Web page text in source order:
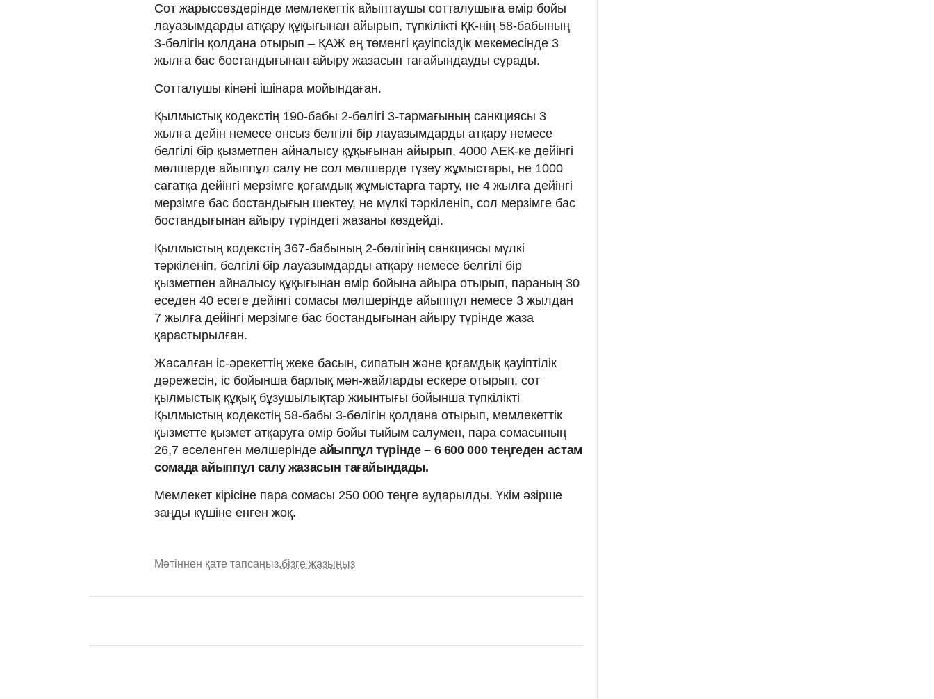
Сот жарыссөздерінде мемлекеттік айыптаушы сотталушыға өмір бойы
лауазымдарды атқару құқығынан айырып, түпкілікті ҚК-нің 58-бабының
3-бөлігін қолдана отырып – ҚАЖ ең төменгі қауіпсіздік мекемесінде 3
жылға бас бостандығынан айыру жазасын тағайындауды сұрады.
Сотталушы кінәні ішінара мойындаған.
Қылмыстық кодекстің 190-бабы 2-бөлігі 3-тармағының санкциясы 3
жылға дейін немесе онсыз белгілі бір лауазымдарды атқару немесе
белгілі бір қызметпен айналысу құқығынан айырып, 4000 АЕК-ке дейінгі
мөлшерде айыппұл салу не сол мөлшерде түзеу жұмыстары, не 1000
сағатқа дейінгі мерзімге қоғамдық жұмыстарға тарту, не 4 жылға дейінгі
мерзімге бас бостандығын шектеу, не мүлкі тәркіленіп, сол мерзімге бас
бостандығынан айыру түріндегі жазаны көздейді.
Қылмыстың кодекстің 367-бабының 2-бөлігінің санкциясы мүлкі
тәркіленіп, белгілі бір лауазымдарды атқару немесе белгілі бір
қызметпен айналысу құқығынан өмір бойына айыра отырып, параның 30
еседен 40 есеге дейінгі сомасы мөлшерінде айыппұл немесе 3 жылдан
7 жылға дейінгі мерзімге бас бостандығынан айыру түрінде жаза
қарастырылған.
Жасалған іс-әрекеттің жеке басын, сипатын және қоғамдық қауіптілік
дәрежесін, іс бойынша барлық мән-жайларды ескере отырып, сот
қылмыстық құқық бұзушылықтар жиынтығы бойынша түпкілікті
Қылмыстың кодекстің 58-бабы 3-бөлігін қолдана отырып, мемлекеттік
қызметте қызмет атқаруға өмір бойы тыйым салумен, пара сомасының
26,7 еселенген мөлшерінде айыппұл түрінде – 6 600 000 теңгеден астам
сомада айыппұл салу жазасын тағайындады.
Мемлекет кірісіне пара сомасы 250 000 теңге аударылды. Үкім әзірше
заңды күшіне енген жоқ.
Мәтіннен қате тапсаңыз,бізге жазыңыз